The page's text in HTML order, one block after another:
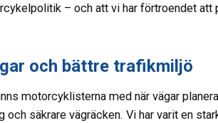
– och att vi har förtroendet att
och bättre trafikmiljö
motorcyklisterna med när vägar
och säkrare vägräcken. Vi har varit en